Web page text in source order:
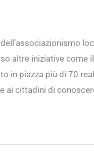
altre iniziative come
in piazza più di 70
ai cittadini di